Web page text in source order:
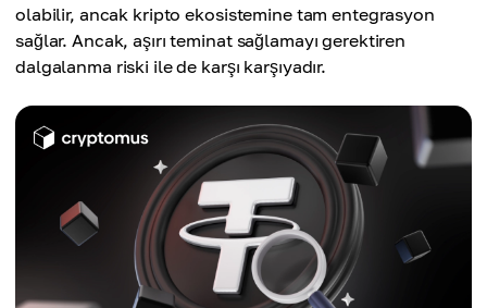
olabilir, ancak kripto ekosistemine tam entegrasyon
sağlar. Ancak, aşırı teminat sağlamayı gerektiren
dalgalanma riski ile de karşı karşıyadır.